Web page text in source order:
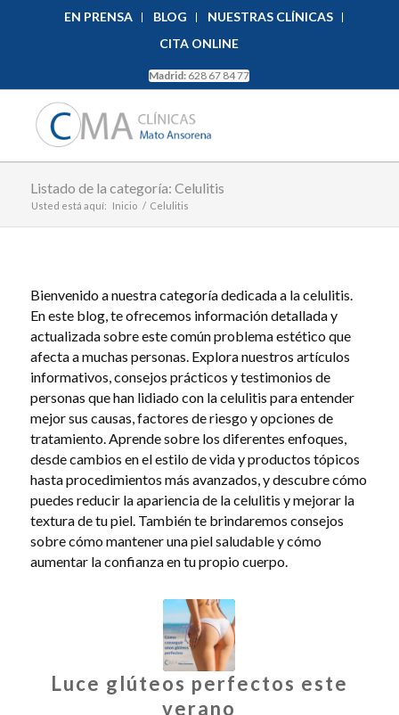
EN PRENSA BLOG
NUESTRAS CLÍNICAS
CITA ONLINE
Madrid: 628 67 84 77
Listado de la categoría: Celulitis
Usted está aquí: Inicio / Celulitis
Bienvenido a nuestra categoría dedicada a la celulitis.
En este blog, te ofrecemos información detallada y
actualizada sobre este común problema estético que
afecta a muchas personas. Explora nuestros artículos
informativos, consejos prácticos y testimonios de
personas que han lidiado con la celulitis para entender
mejor sus causas, factores de riesgo y opciones de
tratamiento. Aprende sobre los diferentes enfoques,
desde cambios en el estilo de vida y productos tópicos
hasta procedimientos más avanzados, y descubre cómo
puedes reducir la apariencia de la celulitis y mejorar la
textura de tu piel. También te brindaremos consejos
sobre cómo mantener una piel saludable y cómo
aumentar la confianza en tu propio cuerpo.
Luce glúteos perfectos este
verano